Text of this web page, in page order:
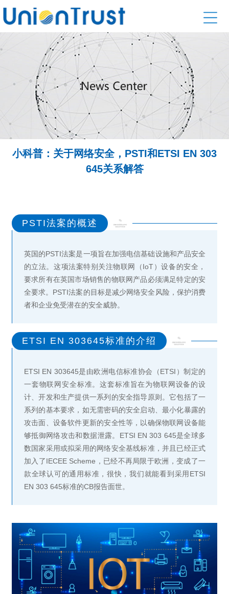
小科普：关于网络安全，PSTI和ETSI EN 303
645关系解答
PSTI法案的概述
英国的PSTI法案是一项旨在加强电信基础设施和产品安全
的立法。这项法案特别关注物联网（IoT）设备的安全，
要求所有在英国市场销售的物联网产品必须满足特定的安
全要求。PSTI法案的目标是减少网络安全风险，保护消费
者和企业免受潜在的安全威胁。
ETSI EN 303645标准的介绍
ETSI EN 303645是由欧洲电信标准协会（ETSI）制定的
一套物联网安全标准。这套标准旨在为物联网设备的设
计、开发和生产提供一系列的安全指导原则。它包括了一
系列的基本要求，如无需密码的安全启动、最小化暴露的
攻击面、设备软件更新的安全性等，以确保物联网设备能
够抵御网络攻击和数据泄露。ETSI EN 303 645是全球多
数国家采用或拟采用的网络安全基线标准，并且已经正式
加入了IECEE Scheme，已经不再局限于欧洲，变成了一
款全球认可的通用标准，很快，我们就能看到采用ETSI
EN 303 645标准的CB报告面世。